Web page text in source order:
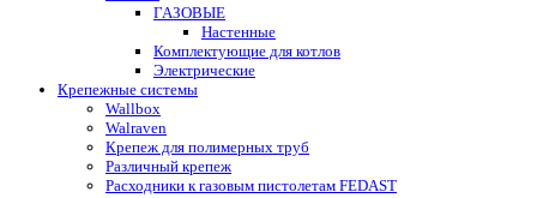
ГАЗОВЫЕ
Настенные
Комплектующие для котлов
Электрические
Крепежные системы
Wallbox
Walraven
Крепеж для полимерных труб
Различный крепеж
Расходники к газовым пистолетам FEDAST